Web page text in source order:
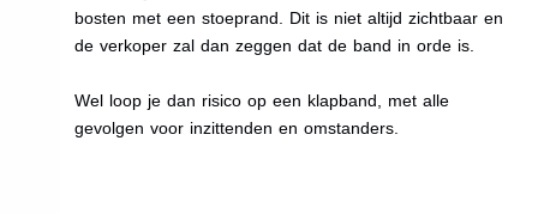
bosten met een stoeprand. Dit is niet altijd zichtbaar en
de verkoper zal dan zeggen dat de band in orde is.
Wel loop je dan risico op een klapband, met alle
gevolgen voor inzittenden en omstanders.